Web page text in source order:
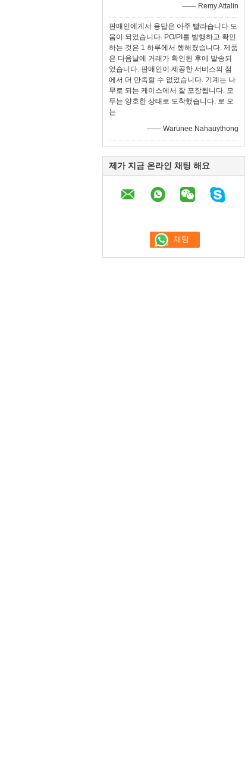
—— Remy Attalin
판매인에게서 응답은 아주 빨라습니다 도
움이 되었습니다. PO/PI를 발행하고 확인
하는 것은 1 하루에서 행해졌습니다. 제품
은 다음날에 거래가 확인된 후에 발송되
었습니다. 판매인이 제공한 서비스의 점
에서 더 만족할 수 없었습니다. 기계는 나
무로 되는 케이스에서 잘 포장됩니다. 모
두는 양호한 상태로 도착했습니다. 로 오
는
—— Warunee Nahauythong
제가 지금 온라인 채팅 해요